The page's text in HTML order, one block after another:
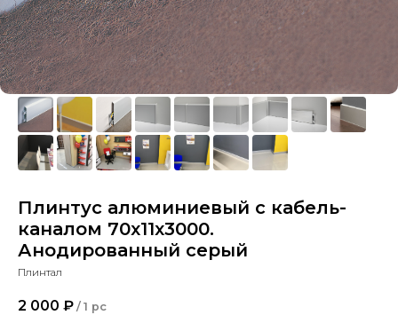
Плинтус алюминиевый с кабель-
каналом 70х11х3000.
Анодированный серый
Плинтал
2 000 ₽ / 1 pc